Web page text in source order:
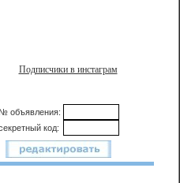
Подписчики в инстаграм
№ объявления:
код: